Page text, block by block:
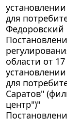
для
Федоровский
области от
для
Саратов"
центр")"